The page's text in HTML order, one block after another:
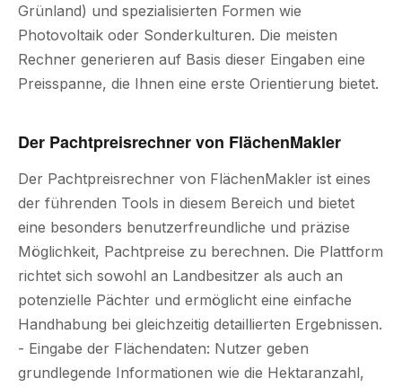
Grünland) und spezialisierten Formen wie
Photovoltaik oder Sonderkulturen. Die meisten
Rechner generieren auf Basis dieser Eingaben eine
Preisspanne, die Ihnen eine erste Orientierung bietet.
Der Pachtpreisrechner von FlächenMakler
Der Pachtpreisrechner von FlächenMakler ist eines
der führenden Tools in diesem Bereich und bietet
eine besonders benutzerfreundliche und präzise
Möglichkeit, Pachtpreise zu berechnen. Die Plattform
richtet sich sowohl an Landbesitzer als auch an
potenzielle Pächter und ermöglicht eine einfache
Handhabung bei gleichzeitig detaillierten Ergebnissen.
- Eingabe der Flächendaten: Nutzer geben
grundlegende Informationen wie die Hektaranzahl,